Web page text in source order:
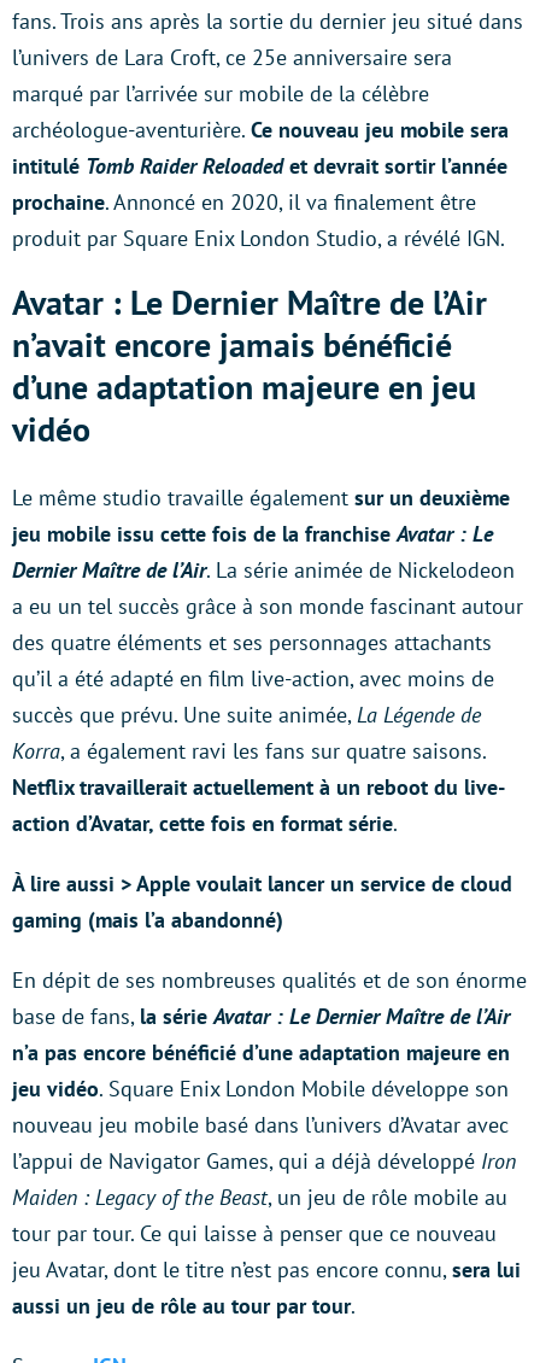
fans. Trois ans après la sortie du dernier jeu situé dans
l’univers de Lara Croft, ce 25e anniversaire sera
marqué par l’arrivée sur mobile de la célèbre
archéologue-aventurière. Ce nouveau jeu mobile sera
intitulé Tomb Raider Reloadedet devrait sortir l’année
prochaine. Annoncé en 2020, il va finalement être
produit par Square Enix London Studio, a révélé IGN.
Avatar : Le Dernier Maître de l’Air
n’avait encore jamais bénéficié
d’une adaptation majeure en jeu
vidéo
Le même studio travaille également sur un deuxième
jeu mobile issu cette fois de la franchise Avatar : Le
Dernier Maître de l’Air. La série animée de Nickelodeon
a eu un tel succès grâce à son monde fascinant autour
des quatre éléments et ses personnages attachants
qu’il a été adapté en film live-action, avec moins de
succès que prévu. Une suite animée, La Légende de
Korra, a également ravi les fans sur quatre saisons.
Netflix travaillerait actuellement à un reboot du live-
action d’Avatar, cette fois en format série.
À lire aussi > Apple voulait lancer un service de cloud
gaming (mais l’a abandonné)
En dépit de ses nombreuses qualités et de son énorme
base de fans, la série Avatar : Le Dernier Maître de l’Air
n’a pas encore bénéficié d’une adaptation majeure en
jeu vidéo. Square Enix London Mobile développe son
nouveau jeu mobile basé dans l’univers d’Avatar avec
l’appui de Navigator Games, qui a déjà développé Iron
Maiden : Legacy of the Beast, un jeu de rôle mobile au
tour par tour. Ce qui laisse à penser que ce nouveau
jeu Avatar, dont le titre n’est pas encore connu, sera lui
aussi un jeu de rôle au tour par tour.